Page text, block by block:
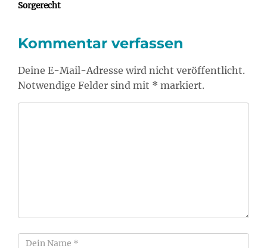
Sorgerecht
Kommentar verfassen
Deine E-Mail-Adresse wird nicht veröffentlicht.
Notwendige Felder sind mit * markiert.